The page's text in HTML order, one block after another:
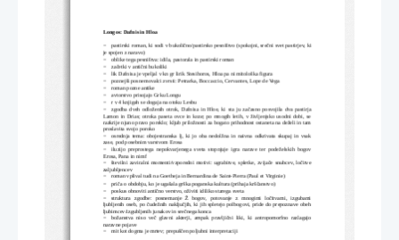
Longos: Dafnis in Hloa
−
pastirski roman, ki sodi v bukolično/pastirsko pesništvo (spokojni, srečni svet pastirjev, ki
je spojen z naravo)
−
oblike tega pesništva: idila, pastorala in pastirski roman
začetki v antični bukoliki
lik Dafnisa je vpeljal v kn gr lirik Stesihoros, Hloa pa ni mitološka figura
poznejši posnemovalci zvrsti: Petrarka, Boccaccio, Cervantes, Lope de Vega
−
roman pozne antike
−
avtorstvo prisojajo Grku Longu
−
r v 4 knjigah se dogaja na otoku Lesbu
−
zgodba dveh odloženih otrok, Dafnisa in Hloe, ki sta ju začasno posvojila dva pastirja
Lamon in Drias; otroka paseta ovce in koze; po mnogih letih, v življenjsko usodni dobi, se
razkrije njuno pravo poreklo; kljub priložnosti za bogato prihodnost ostaneta na deželi in tam
proslavita svojo poroko
−
osrednja tema: obojestranska lj, ki jo oba nedolžna in naivna odkrivata skupaj in vsak
zase, pod posebnim varstvom Erosa
−
iluzijo preprostega nepokvarjenega sveta stopnjuje igra narave ter podeželskih bogov
Erosa, Pana in nimf
−
številni zaviralni momenti/vzporedni motivi: ugrabitve, spletke, zvijače snubcev, ločitve
zaljubljencev
−
roman vplival tudi na Goetheja in Bernardina de Saint-Pierra (Paul et Virginie)
−
priča o obdobju, ko je ugašala grška poganska kultura (prihaja krščanstvo)
−
poskus obnoviti antično verstvo, oživiti idiliko starega sveta
−
struktura zgodbe: posnemanje Ž bogov, potovanje z mnogimi ločitvami, izgubami
ljubljenih oseb, po čudežnih naključjih, ki jih spletejo polbogovi, pride do prepoznave obeh
ljubimcev/izgubljenih junakov in srečnega konca
−
božanstva niso več glavni akterji, ampak pravljični liki, ki antropomorfno razlagajo
naravne pojave
−
mit kot dogma je mrtev; prepuščen poljubni interpretaciji